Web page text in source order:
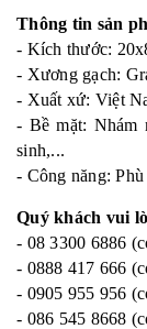
Thông tin sản
- Kích thước:
- Xương gạch:
- Xuất xứ: Việt
- Bề mặt: Nhám
sinh,...
- Công năng:
Quý khách vui
- 08 3300 6886
- 0888 417 666
- 0905 955 956
- 086 545 8668